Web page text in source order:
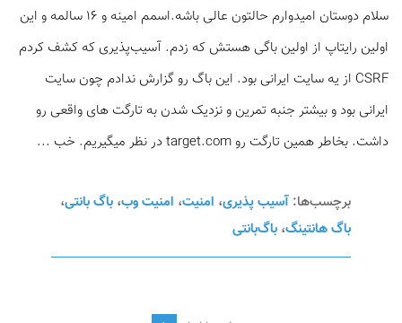
سلام دوستان امید‌وارم حالتون عالی باشه.اسمم امینه و ۱۶ سالمه و این
اولین رایتاپ از اولین باگی هستش که زدم. آسیب‌پذیری که کشف کردم
CSRF از یه سایت ایرانی بود. این باگ رو گزارش ندادم چون سایت
ایرانی بود و بیشتر جنبه تمرین و نزدیک‌ شدن به تارگت های واقعی رو
داشت. بخاطر همین تارگت رو target.com در نظر میگیریم. خب ...
برچسب‌ها: آسیب پذیری، امنیت، امنیت وب، باگ بانتی،
باگ هانتینگ، باگ‌بانتی